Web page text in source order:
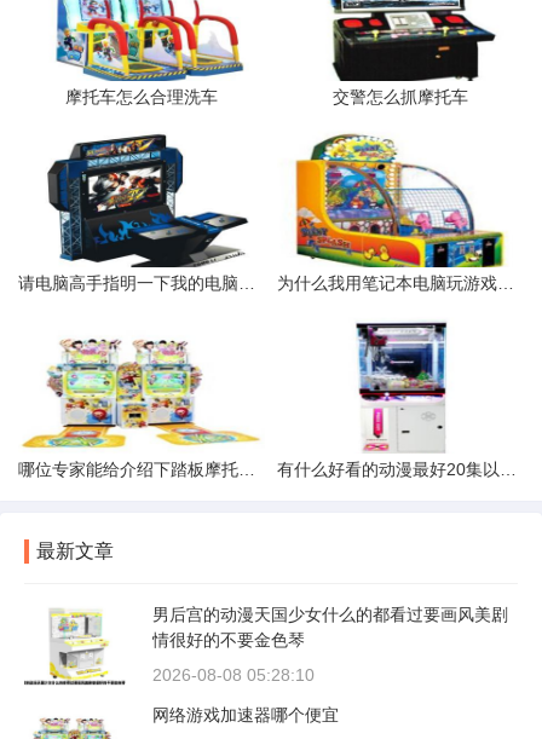
摩托车怎么合理洗车 交警怎么抓摩托车
最新文章
男后宫的动漫天国少女什么的都看过要画风美剧
情很好的不要金色琴
2026-08-08 05:28:10
网络游戏加速器哪个便宜